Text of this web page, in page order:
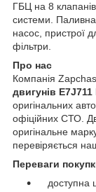
ГБЦ на 8
системи.
насос, пристрої
фільтри.
Про нас
Компанія
двигунів
оригінальних
офіційних СТО.
оригінальне
перевіряється
Переваги
доступна